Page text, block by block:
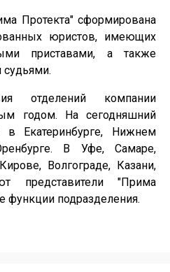
Протекта" сформирована
юристов, имеющих
приставами, а также
отделений компании
годом. На сегодняшний
Екатеринбурге, Нижнем
В Уфе, Самаре,
Волгограде, Казани,
представители "Прима
функции подразделения.